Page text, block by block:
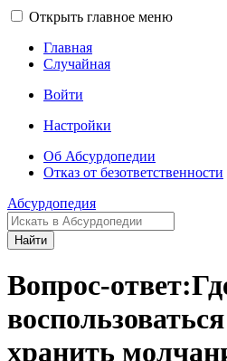
Открыть главное меню
Главная
Случайная
Войти
Настройки
Об Абсурдопедии
Отказ от безответственности
Абсурдопедия
Найти
Вопрос-
хранить